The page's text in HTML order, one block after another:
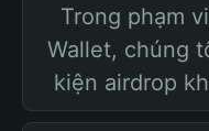
Trong phạm
Wallet, chúng
kiện airdrop